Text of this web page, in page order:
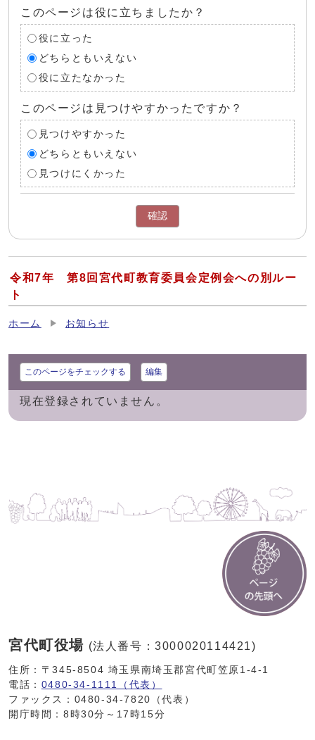
このページは役に立ちましたか？
役に立った
どちらともいえない
役に立たなかった
このページは見つけやすかったですか？
見つけやすかった
どちらともいえない
見つけにくかった
確認
令和7年 第8回宮代町教育委員会定例会への別ルー
ト
ホーム お知らせ
このページをチェックする 編集
現在登録されていません。
宮代町役場 (法人番号：3000020114421)
住所：〒345-8504 埼玉県南埼玉郡宮代町笠原1-4-1
電話： 0480-34-1111（代表）
ファックス：0480-34-7820（代表）
開庁時間：8時30分～17時15分